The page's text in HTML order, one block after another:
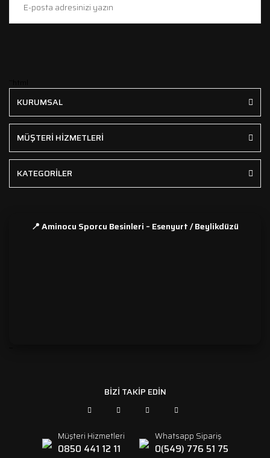
KURUMSAL
MÜŞTERİ HİZMETLERİ
KATEGORİLER
📍 Aminocu Sporcu Besinleri – Esenyurt / Beylikdüzü
BİZİ TAKİP EDİN
Müşteri Hizmetleri
0850 441 12 11
Whatsapp Sipariş
0(549) 776 51 75